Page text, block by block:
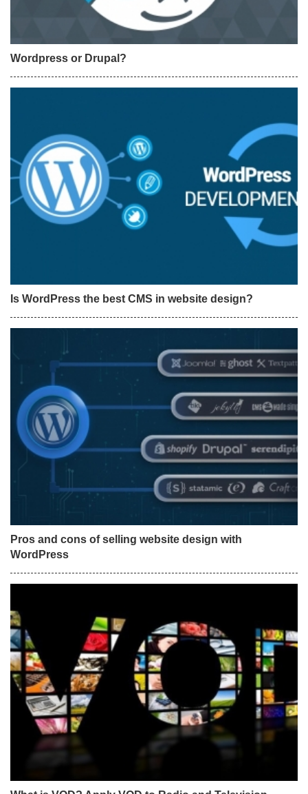
Wordpress or Drupal?
Is WordPress the best CMS in website design?
Pros and cons of selling website design with
WordPress